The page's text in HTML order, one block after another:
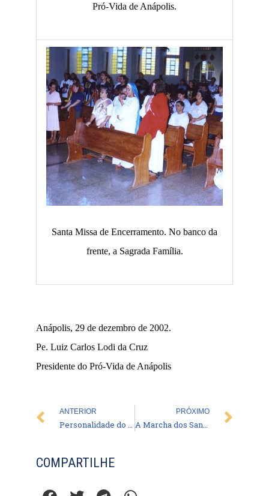
Pró-Vida de Anápolis.
Santa Missa de Encerramento. No banco da
frente, a Sagrada Família.
Anápolis, 29 de dezembro de 2002.
Pe. Luiz Carlos Lodi da Cruz
Presidente do Pró-Vida de Anápolis
Prev
ANTERIOR
Personalidade do nascituro – perigo de retrocesso
PRÓXIMO
A Marcha dos Santos Inocentes em 2002
COMPARTILHE